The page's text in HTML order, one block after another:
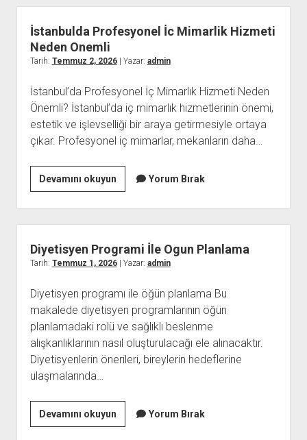
İstanbulda Profesyonel İc Mimarlik Hizmeti
Neden Onemli
Tarih: Temmuz 2, 2026| Yazar: admin
İstanbul’da Profesyonel İç Mimarlık Hizmeti Neden
Önemli? İstanbul’da iç mimarlık hizmetlerinin önemi,
estetik ve işlevselliği bir araya getirmesiyle ortaya
çıkar. Profesyonel iç mimarlar, mekanların daha…
Devamını okuyunİstanbulda
Profesyonel
İc
Mimarlik
Hizmeti
Neden
Yorum Bırak
Diyetisyen Programi İle Ogun Planlama
Tarih: Temmuz 1, 2026| Yazar: admin
Diyetisyen programı ile öğün planlama Bu
makalede diyetisyen programlarının öğün
planlamadaki rolü ve sağlıklı beslenme
alışkanlıklarının nasıl oluşturulacağı ele alınacaktır.
Diyetisyenlerin önerileri, bireylerin hedeflerine
ulaşmalarında…
Devamını okuyunDiyetisyen
Programi
Yorum Bırak